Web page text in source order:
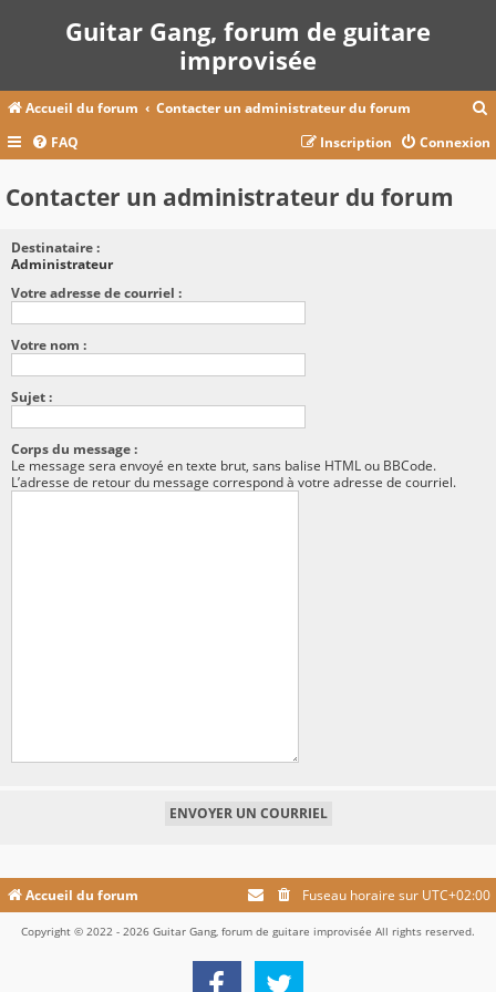
Guitar Gang, forum de guitare
improvisée
Accueil du forum Contacter un administrateur du forum
c
FAQ Connexion
Inscription
Contacter un administrateur du forum
Destinataire :
Administrateur
Votre adresse de courriel :
Votre nom :
Sujet :
Corps du message :
Le message sera envoyé en texte brut, sans balise HTML ou BBCode.
L’adresse de retour du message correspond à votre adresse de courriel.
Accueil du forum Fuseau horaire sur UTC+02:00
Copyright © 2022 - 2026 Guitar Gang, forum de guitare improvisée All rights reserved.